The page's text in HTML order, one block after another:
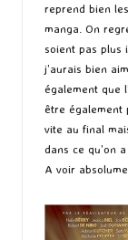
reprend bien
manga. On
soient pas plus
j’aurais bien
également que
être également
vite au final
dans ce qu’on
A voir